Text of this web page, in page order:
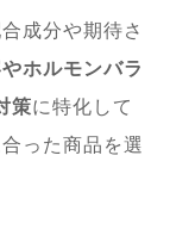
成分や期待さ
ホルモンバラ
策に特化して
った商品を選